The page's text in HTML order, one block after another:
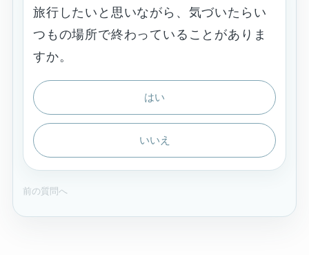
旅行したいと思いながら、気づいたらい
つもの場所で終わっていることがありま
すか。
はい
いいえ
前の質問へ